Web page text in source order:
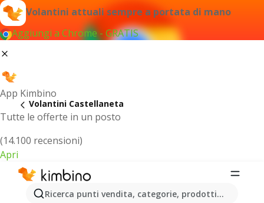
Volantini attuali sempre a portata di mano
Aggiungi a Chrome - GRATIS
App Kimbino
Tutte le offerte in un posto
(14.100 recensioni)
Apri
Ricerca punti vendita, categorie, prodotti...
Volantini Castellaneta
Castellaneta - Volantini più recenti